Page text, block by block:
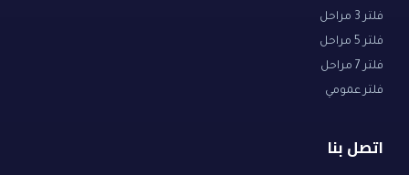
فلتر 3 مراحل
فلتر 5 مراحل
فلتر 7 مراحل
فلتر عمومي
اتصل بنا